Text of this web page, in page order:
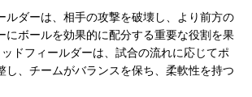
ルダーは、相手の攻撃を破壊し、より前方の
にボールを効果的に配分する重要な役割を果
ドフィールダーは、試合の流れに応じてポ
し、チームがバランスを保ち、柔軟性を持つ